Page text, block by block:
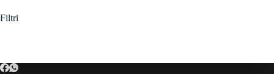
scelte
Filtri